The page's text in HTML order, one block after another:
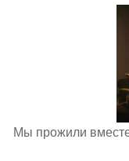
Мы прожили